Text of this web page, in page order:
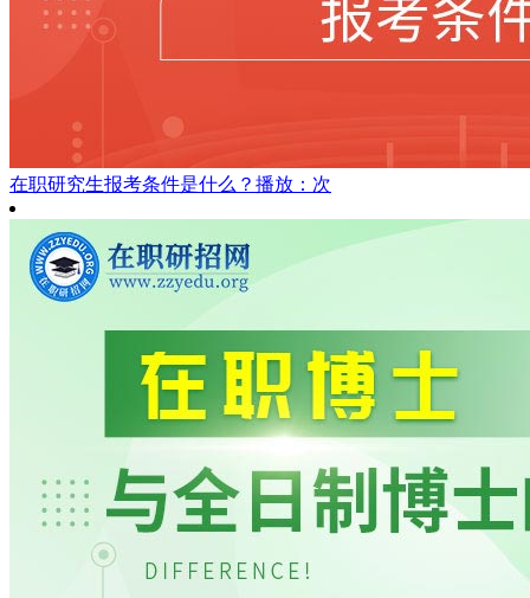
在职研究生报考条件是什么？ 播放：次